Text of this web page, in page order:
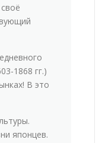
1868 гг.)
В это
японцев.